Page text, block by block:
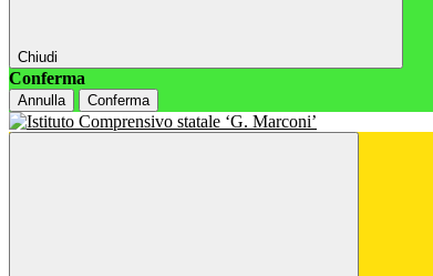
Chiudi
Conferma
Annulla Conferma